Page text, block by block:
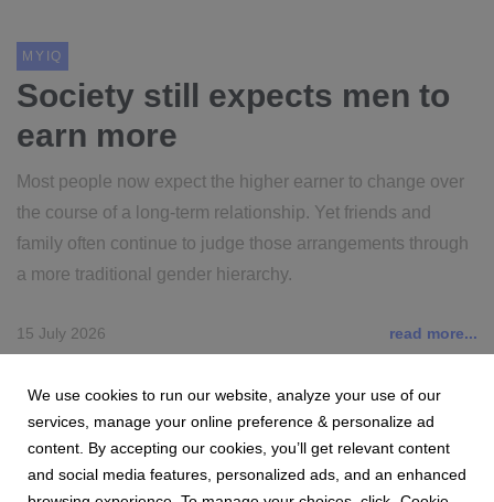
MYIQ
Society still expects men to
earn more
Most people now expect the higher earner to change over
the course of a long-term relationship. Yet friends and
family often continue to judge those arrangements through
a more traditional gender hierarchy.
15 July 2026 read more...
We use cookies to run our website, analyze your use of our
services, manage your online preference & personalize ad
content. By accepting our cookies, you’ll get relevant content
and social media features, personalized ads, and an enhanced